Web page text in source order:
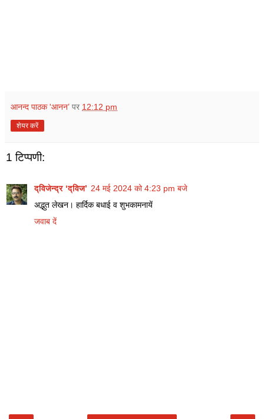
आनन्द पाठक 'आनन’ पर 12:12 pm
शेयर करें
1 टिप्पणी:
द्विजेन्द्र ‘द्विज’ 24 मई 2024 को 4:23 pm बजे
अद्भुत लेखन। हार्दिक बधाई व शुभकामनायें
जवाब दें